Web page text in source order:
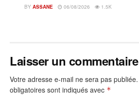
BY ASSANE 06/08/2026 1.5K
Laisser un commentaire
Votre adresse e-mail ne sera pas publiée.
obligatoires sont indiqués avec *